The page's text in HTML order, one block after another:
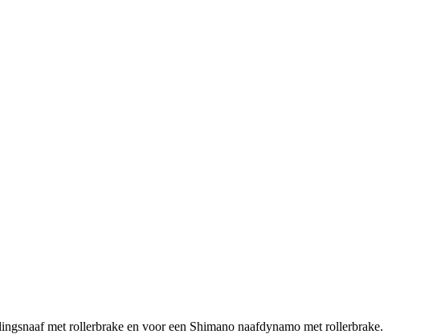
met rollerbrake en voor een Shimano naafdynamo met rollerbrake.